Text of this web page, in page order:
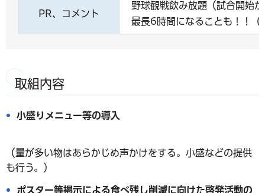
PR、コメント
野球観戦飲み放題（試合開始
最長6時間になることも！！
取組内容
小盛りメニュー等の導入
（量が多い物はあらかじめ声かけをする。小盛などの提供
も行う。）
ポスター等掲示による食べ残し削減に向けた啓発活動の